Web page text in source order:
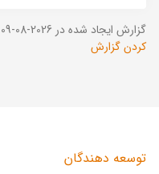
گزارش ایجاد شده در 2026-08-09 ساعت 02:58:16 (UTC +03:30).
کردن گزارش
توسعه دهندگان